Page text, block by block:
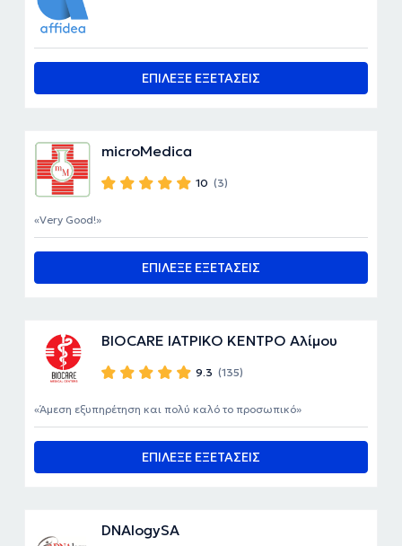
ΕΠΙΛΕΞΕ ΕΞΕΤΑΣΕΙΣ
microMedica
10 (3)
ΕΠΙΛΕΞΕ ΕΞΕΤΑΣΕΙΣ
Very Good!
BIOCARE ΙΑΤΡΙΚΟ ΚΕΝΤΡΟ Αλίμου
9.3 (135)
ΕΠΙΛΕΞΕ ΕΞΕΤΑΣΕΙΣ
Άμεση εξυπηρέτηση και πολύ καλό το προσωπικό
DNAlogySA